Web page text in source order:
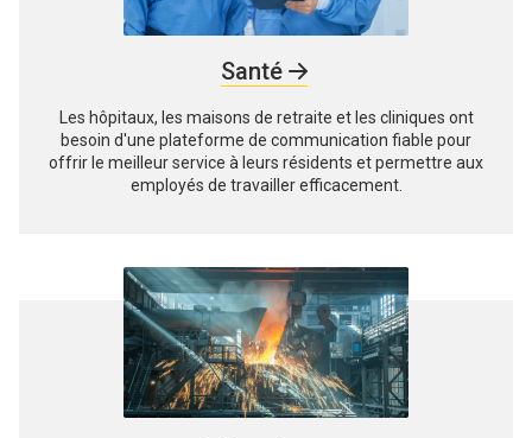
Santé
Les hôpitaux, les maisons de retraite et les cliniques ont
besoin d'une plateforme de communication fiable pour
offrir le meilleur service à leurs résidents et permettre aux
employés de travailler efficacement.